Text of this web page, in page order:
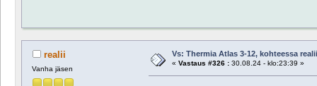
realii
Vanha jäsen
Vs: Thermia Atlas 3-12, kohteessa realii
« Vastaus #326 :30.08.24 - klo:23:39 »